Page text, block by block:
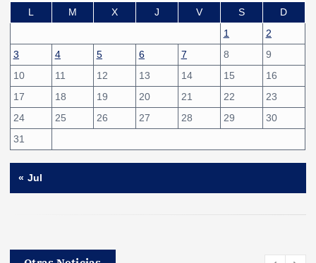
L
M X J V S
D
1
2
3
4 5 6 7 8
9
10
11 12 13 14 15
16
17
18 19 20 21 22
23
24
25 26 27 28 29
30
31
« Jul